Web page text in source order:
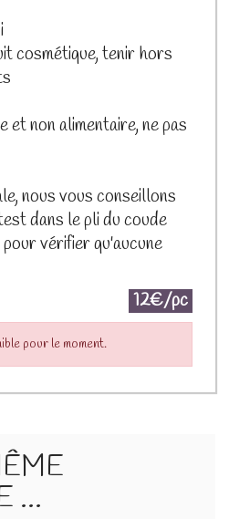
cosmétique, tenir hors
non alimentaire, ne pas
nous vous conseillons
dans le pli du coude
vérifier qu'aucune
12€/pc
pour le moment.
...